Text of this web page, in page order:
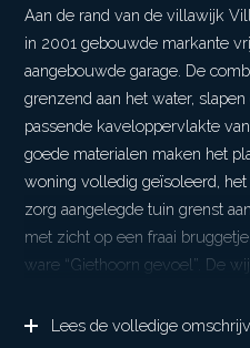
Aan de rand van de villawijk
in 2001 gebouwde markante
aangebouwde garage. De
grenzend aan het water,
passende kaveloppervlakte
goede materialen maken het
woning volledig geïsoleerd,
zorg aangelegde tuin grenst
met zicht op een fraai
ware “Giethoorn gevoel”. De
Sinds de oplevering van de
Lees de volledige